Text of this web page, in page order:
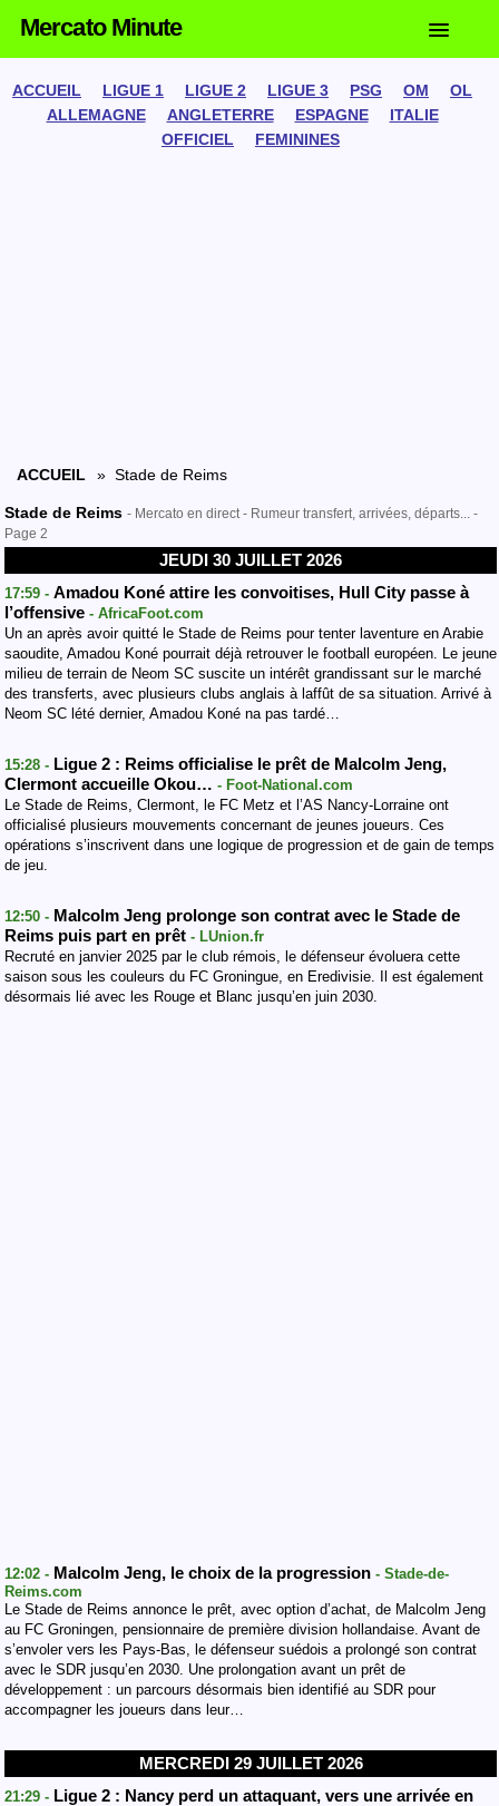
Mercato Minute
ACCUEIL LIGUE 1 LIGUE 2 LIGUE 3 PSG OM
OL
ALLEMAGNE
ANGLETERRE ESPAGNE
ITALIE
OFFICIEL
FEMININES
ACCUEIL » Stade de Reims
Stade de Reims - Mercato en direct - Rumeur transfert, arrivées, départs... -
Page 2
JEUDI 30 JUILLET 2026
17:59 - Amadou Koné attire les convoitises, Hull City passe à
l’offensive - AfricaFoot.com
Un an après avoir quitté le Stade de Reims pour tenter laventure en Arabie
saoudite, Amadou Koné pourrait déjà retrouver le football européen. Le jeune
milieu de terrain de Neom SC suscite un intérêt grandissant sur le marché
des transferts, avec plusieurs clubs anglais à laffût de sa situation. Arrivé à
Neom SC lété dernier, Amadou Koné na pas tardé…
15:28 - Ligue 2 : Reims officialise le prêt de Malcolm Jeng,
Clermont accueille Okou… - Foot-National.com
Le Stade de Reims, Clermont, le FC Metz et l’AS Nancy-Lorraine ont
officialisé plusieurs mouvements concernant de jeunes joueurs. Ces
opérations s’inscrivent dans une logique de progression et de gain de temps
de jeu.
12:50 - Malcolm Jeng prolonge son contrat avec le Stade de
Reims puis part en prêt - LUnion.fr
Recruté en janvier 2025 par le club rémois, le défenseur évoluera cette
saison sous les couleurs du FC Groningue, en Eredivisie. Il est également
désormais lié avec les Rouge et Blanc jusqu’en juin 2030.
12:02 - Malcolm Jeng, le choix de la progression - Stade-de-
Reims.com
Le Stade de Reims annonce le prêt, avec option d’achat, de Malcolm Jeng
au FC Groningen, pensionnaire de première division hollandaise. Avant de
s’envoler vers les Pays-Bas, le défenseur suédois a prolongé son contrat
avec le SDR jusqu’en 2030. Une prolongation avant un prêt de
développement : un parcours désormais bien identifié au SDR pour
accompagner les joueurs dans leur…
MERCREDI 29 JUILLET 2026
21:29 - Ligue 2 : Nancy perd un attaquant, vers une arrivée en